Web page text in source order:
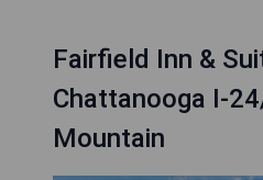
Fairfield Inn &
Chattanooga I-
Mountain